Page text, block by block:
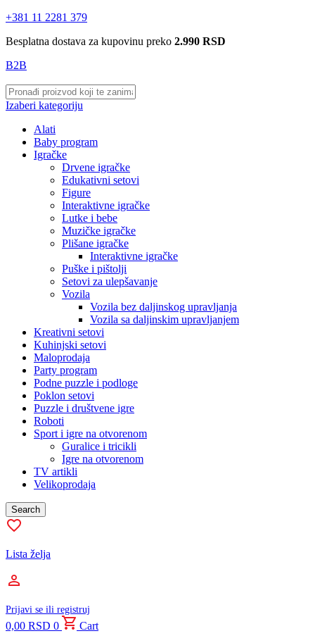
+381 11 2281 379
Besplatna dostava za kupovinu preko 2.990 RSD
B2B
Izaberi kategoriju
Alati
Baby program
Igračke
Drvene igračke
Edukativni setovi
Figure
Interaktivne igračke
Lutke i bebe
Muzičke igračke
Plišane igračke
Interaktivne igračke
Puške i pištolji
Setovi za ulepšavanje
Vozila
Vozila bez daljinskog upravljanja
Vozila sa daljinskim upravljanjem
Kreativni setovi
Kuhinjski setovi
Maloprodaja
Party program
Podne puzzle i podloge
Poklon setovi
Puzzle i društvene igre
Roboti
Sport i igre na otvorenom
Guralice i tricikli
Igre na otvorenom
TV artikli
Velikoprodaja
Search
Lista želja
Prijavi se ili registruj
0,00 RSD 0
Cart